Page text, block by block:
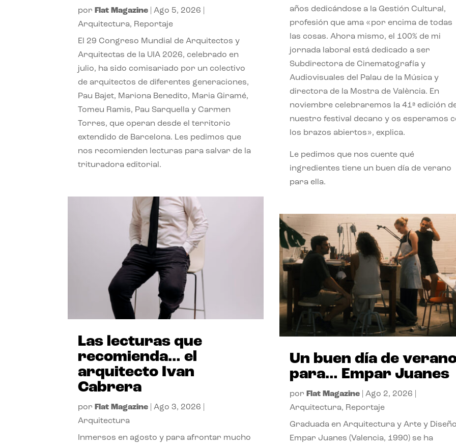
por Flat Magazine |Ago 5, 2026
Arquitectura, Reportaje
El 29 Congreso Mundial de Arquitectos y
Arquitectas de la UIA 2026, celebrado en
julio, ha sido comisariado por un colectivo
de arquitectos de diferentes generaciones,
Pau Bajet, Mariona Benedito, Maria Giramé,
Tomeu Ramis, Pau Sarquella y Carmen
Torres, que operan desde el territorio
extendido de Barcelona. Les pedimos que
nos recomienden lecturas para salvar de la
trituradora editorial.
Las lecturas que
recomienda… el
arquitecto Ivan
Cabrera
por Flat Magazine |Ago 3, 2026
Arquitectura
Inmersos en agosto y para afrontar mucho
años dedicándose a la Gestión Cultural,
profesión que ama «por encima de todas
las cosas. Ahora mismo, el 100% de mi
jornada laboral está dedicado a ser
Subdirectora de Cinematografía y
Audiovisuales del Palau de la Música y
directora de la Mostra de València. En
noviembre celebraremos la 41ª edición
nuestro festival decano y os esperamos
los brazos abiertos», explica.
Le pedimos que nos cuente qué
ingredientes tiene un buen día de verano
para ella.
Un buen día de
para… Empar Juanes
por Flat Magazine| Ago 2, 2026
Arquitectura, Reportaje
Graduada en Arquitectura y Arte y
Empar Juanes (Valencia, 1990) se ha